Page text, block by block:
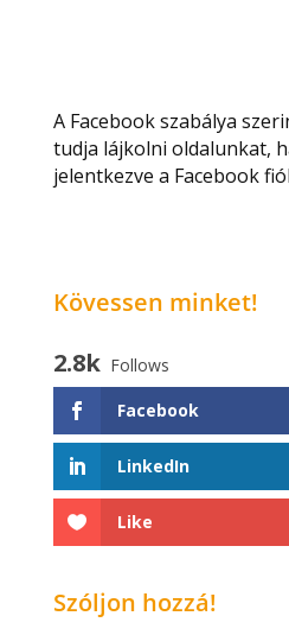
A Facebook szabálya
tudja lájkolni oldalunkat,
jelentkezve a Facebook
Kövessen minket!
2.8k Follows
Facebook
LinkedIn
Like
Szóljon hozzá!